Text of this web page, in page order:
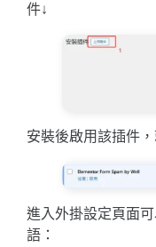
件↓
安裝後啟用該插件
進入外掛設定頁面
語：